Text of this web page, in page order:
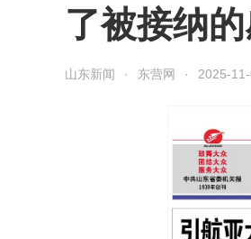
了被接纳
山东新闻 · 东营网 · 2025-